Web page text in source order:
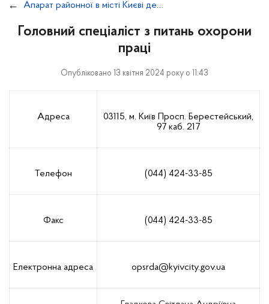
Апарат районної в місті Києві державної адміністрації
Головний спеціаліст з питань охорони
праці
Опубліковано 13 квітня 2024 року о 11:43
Адреса
03115, м. Київ Просп. Берестейський,
97 каб. 217
Телефон (044) 424-33-85
Факс (044) 424-33-85
Електронна адреса opsrda@kyivcity.gov.ua